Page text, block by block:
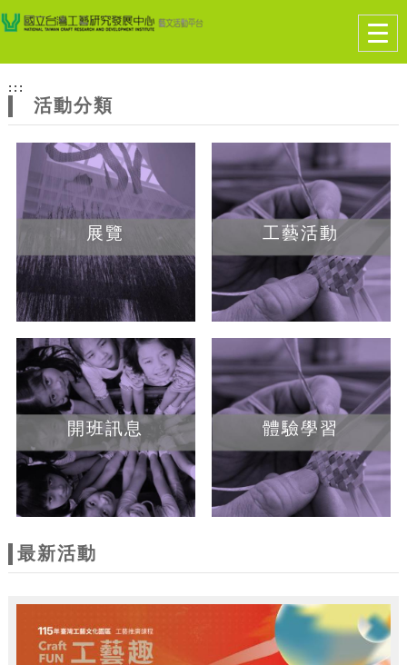
網
站
主
題
跳到主要內容
網站導覽
:::
活動分類
展覽 工藝活動
開班訊息 體驗學習
最新活動